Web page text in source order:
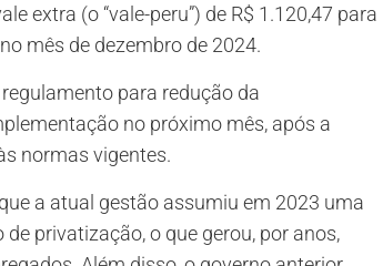
extra (o “vale-peru”) de R$ 1.120,47 para
mês de dezembro de 2024.
para redução da
no próximo mês, após a
normas vigentes.
a atual gestão assumiu em 2023 uma
privatização, o que gerou, por anos,